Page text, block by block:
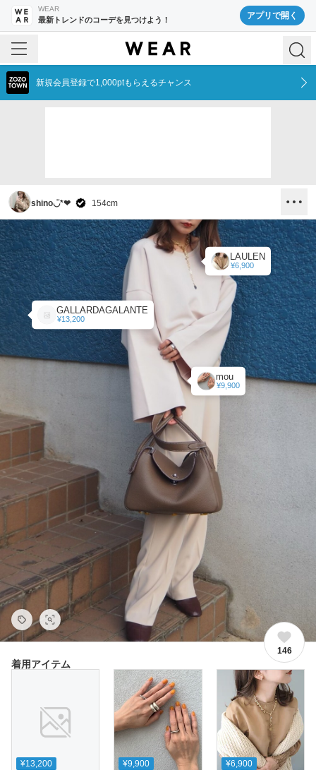
WEAR
最新トレンドのコーデを見つけよう！ アプリで開く
新規会員登録で1,000ptもらえるチャンス
shino◡̈*❤︎ 154cm
GALLARDAGALANTE
¥13,200
mou
¥9,900
LAULEN
¥6,900
146
着用アイテム
¥13,200 ¥9,900 ¥6,900